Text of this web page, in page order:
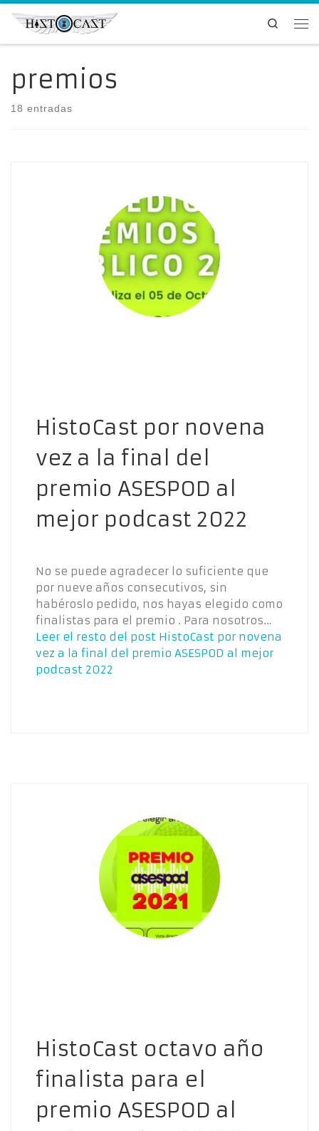
Saltar al contenido
Search
premios
18 entradas
HistoCast por novena
vez a la final del
premio ASESPOD al
mejor podcast 2022
No se puede agradecer lo suficiente que
por nueve años consecutivos, sin
habéroslo pedido, nos hayas elegido como
finalistas para el premio . Para nosotros…
Leer el resto del post HistoCast por novena
vez a la final del premio ASESPOD al mejor
podcast 2022
HistoCast octavo año
finalista para el
premio ASESPOD al